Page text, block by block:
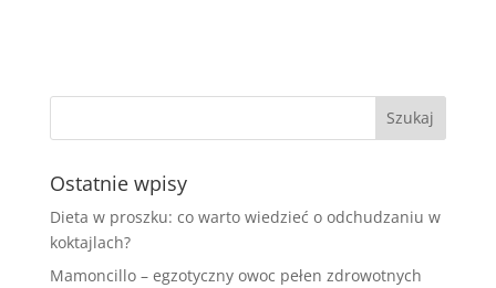
Ostatnie wpisy
Dieta w proszku: co warto wiedzieć o odchudzaniu w
koktajlach?
Mamoncillo – egzotyczny owoc pełen zdrowotnych